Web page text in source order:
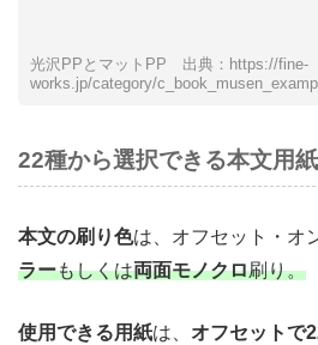
光沢PPとマットPP 出典：https://fine-
works.jp/category/
22種から選択できる本文用紙
本文の刷り色は、オフセット・オ
ラーもしくは両面モノクロ刷り。
使用できる用紙は、 オフセットで